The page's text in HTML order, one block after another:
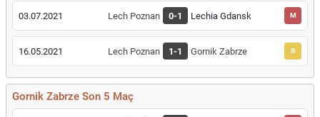
03.07.2021 Lech Poznan 0-1 Lechia Gdansk M
16.05.2021 Lech Poznan 1-1 Gornik Zabrze B
Gornik Zabrze Son 5 Maç